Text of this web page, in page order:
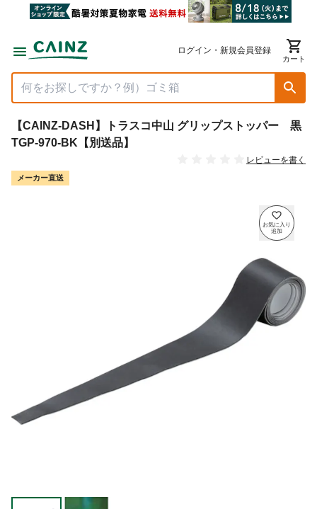
ログイン・新規会員登録
カート
【CAINZ-DASH】トラスコ中山 グリップストッパー 黒
TGP-970-BK【別送品】
レビューを書く
メーカー直送